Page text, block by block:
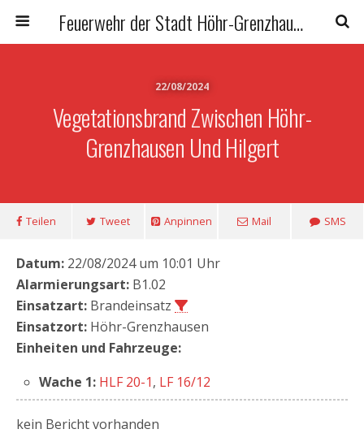
Feuerwehr der Stadt Höhr-Grenzhausen
22/08/2024
Vegetationsbrand Zwischen Höhr-
Grenzhausen Und Hilgert
Teilen Tweet Anpinnen Mail SMS
Datum: 22/08/2024 um 10:01 Uhr
Alarmierungsart: B1.02
Einsatzart: Brandeinsatz
Einsatzort: Höhr-Grenzhausen
Einheiten und Fahrzeuge:
Wache 1: HLF 20-1, LF 16/12
kein Bericht vorhanden